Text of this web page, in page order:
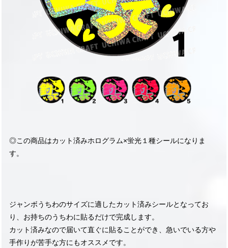
◎この商品はカット済みホログラム×蛍光１種シールになりま
す。
ジャンボうちわのサイズに適したカット済みシールとなってお
り、お持ちのうちわに貼るだけで完成します。
カット済みなので届いて直ぐに貼ることができ、急いでいる方や
手作りが苦手な方にもオススメです。